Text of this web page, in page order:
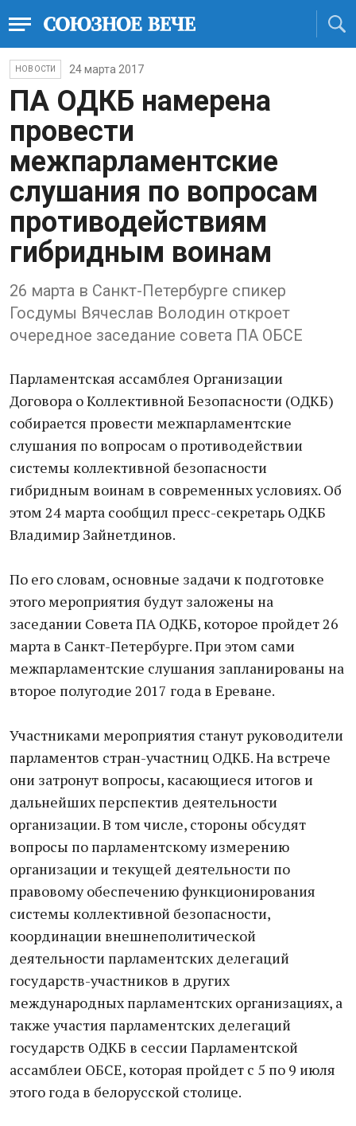
НОВОСТИ 24 марта 2017
ПА ОДКБ намерена
провести
межпарламентские
слушания по вопросам
противодействиям
гибридным воинам
26 марта в Санкт-Петербурге спикер
Госдумы Вячеслав Володин откроет
очередное заседание совета ПА ОБСЕ
Парламентская ассамблея Организации
Договора о Коллективной Безопасности (ОДКБ)
собирается провести межпарламентские
слушания по вопросам о противодействии
системы коллективной безопасности
гибридным воинам в современных условиях. Об
этом 24 марта сообщил пресс-секретарь ОДКБ
Владимир Зайнетдинов.
По его словам, основные задачи к подготовке
этого мероприятия будут заложены на
заседании Совета ПА ОДКБ, которое пройдет 26
марта в Санкт-Петербурге. При этом сами
межпарламентские слушания запланированы на
второе полугодие 2017 года в Ереване.
Участниками мероприятия станут руководители
парламентов стран-участниц ОДКБ. На встрече
они затронут вопросы, касающиеся итогов и
дальнейших перспектив деятельности
организации. В том числе, стороны обсудят
вопросы по парламентскому измерению
организации и текущей деятельности по
правовому обеспечению функционирования
системы коллективной безопасности,
координации внешнеполитической
деятельности парламентских делегаций
государств-участников в других
международных парламентских организациях, а
также участия парламентских делегаций
государств ОДКБ в сессии Парламентской
ассамблеи ОБСЕ, которая пройдет с 5 по 9 июля
этого года в белорусской столице.